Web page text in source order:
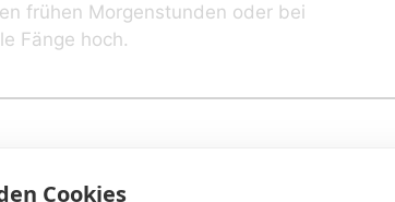
frühen Morgenstunden oder bei
Fänge hoch.
erst ab dem 01. Juni
Cookies